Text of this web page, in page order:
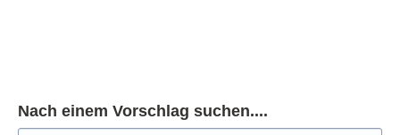
Nach einem Vorschlag suchen....